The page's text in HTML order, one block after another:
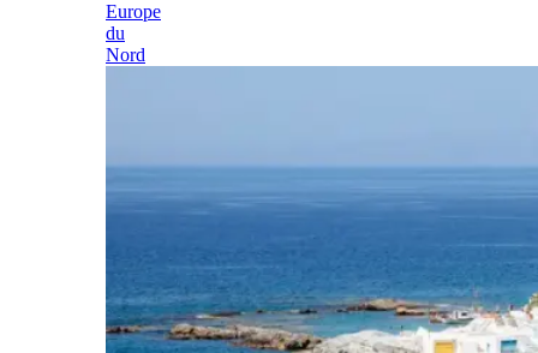
Europe
du
Nord